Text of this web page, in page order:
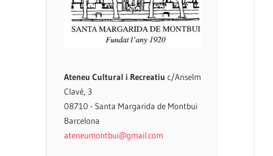
Ateneu Cultural i Recreatiu c/Anselm
Clavé, 3
08710 - Santa Margarida de Montbui
Barcelona
ateneumontbui@gmail.com